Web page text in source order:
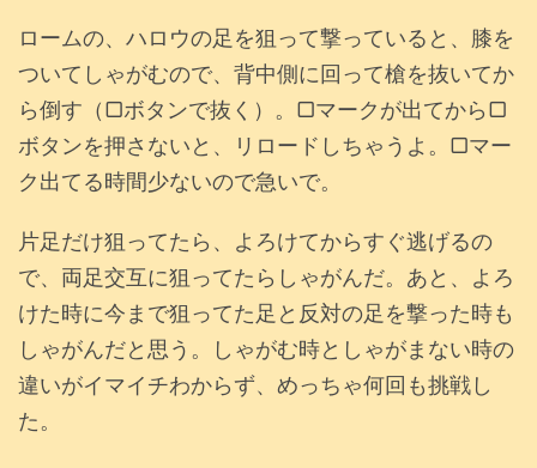
ロームの、ハロウの足を狙って撃っていると、膝を
ついてしゃがむので、背中側に回って槍を抜いてか
ら倒す（▢ボタンで抜く）。▢マークが出てから▢
ボタンを押さないと、リロードしちゃうよ。▢マー
ク出てる時間少ないので急いで。
片足だけ狙ってたら、よろけてからすぐ逃げるの
で、両足交互に狙ってたらしゃがんだ。あと、よろ
けた時に今まで狙ってた足と反対の足を撃った時も
しゃがんだと思う。しゃがむ時としゃがまない時の
違いがイマイチわからず、めっちゃ何回も挑戦し
た。